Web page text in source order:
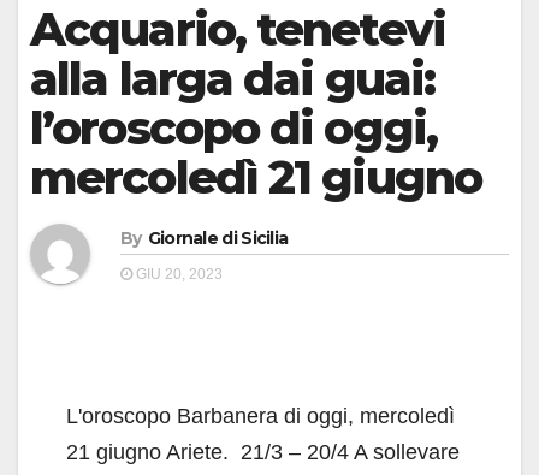
Acquario, tenetevi
alla larga dai guai:
l’oroscopo di oggi,
mercoledì 21 giugno
By Giornale di Sicilia
GIU 20, 2023
L'oroscopo Barbanera di oggi, mercoledì
21 giugno Ariete. 21/3 – 20/4 A sollevare